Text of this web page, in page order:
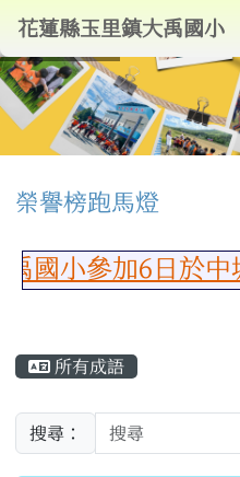
花蓮縣玉里鎮大
導覽列
花蓮縣玉里鎮大禹國小
上中區域內容
榮譽榜跑馬燈
參加6日於中城
所有成語
搜尋：